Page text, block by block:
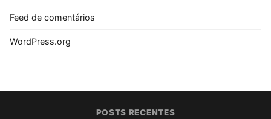
Feed de comentários
WordPress.org
POSTS RECENTES